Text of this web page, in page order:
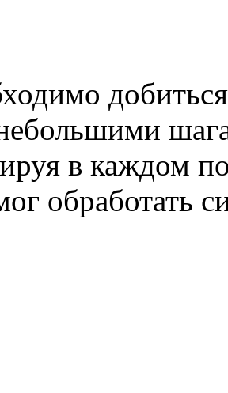
в каждом
обработать